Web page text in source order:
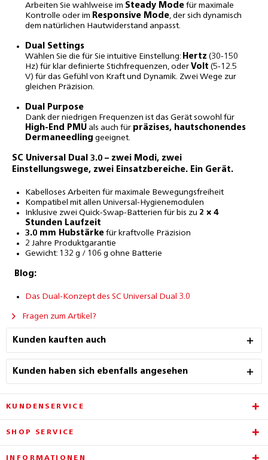
Arbeiten Sie wahlweise im Steady Mode für maximale
Kontrolle oder im Responsive Mode, der sich dynamisch
dem natürlichen Hautwiderstand anpasst.
Dual Settings
Wählen Sie die für Sie intuitive Einstellung: Hertz (30-150
Hz) für klar definierte Stichfrequenzen, oder Volt (5-12.5
V) für das Gefühl von Kraft und Dynamik. Zwei Wege zur
gleichen Präzision.
Dual Purpose
Dank der niedrigen Frequenzen ist das Gerät sowohl für
High-End PMU als auch für präzises, hautschonendes
Dermaneedling geeignet.
SC Universal Dual 3.0 – zwei Modi, zwei
Einstellungswege, zwei Einsatzbereiche. Ein Gerät.
Kabelloses Arbeiten für maximale Bewegungsfreiheit
Kompatibel mit allen Universal-Hygienemodulen
Inklusive zwei Quick-Swap-Batterien für bis zu 2 × 4
Stunden Laufzeit
3.0 mm Hubstärke für kraftvolle Präzision
2 Jahre Produktgarantie
Gewicht: 132 g / 106 g ohne Batterie
Blog:
Das Dual-Konzept des SC Universal Dual 3.0
Fragen zum Artikel?
Kunden kauften auch
Kunden haben sich ebenfalls angesehen
KUNDENSERVICE
SHOP SERVICE
INFORMATIONEN